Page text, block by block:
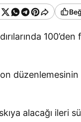
100’den
düzenlemesinin
alacağı ileri